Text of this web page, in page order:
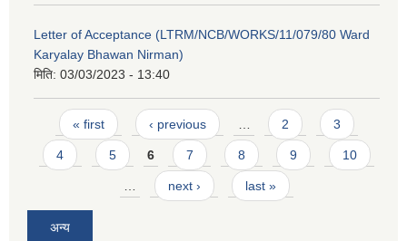
Letter of Acceptance (LTRM/NCB/WORKS/11/079/80 Ward
Karyalay Bhawan Nirman)
मिति: 03/03/2023 - 13:40
Pages
« first ‹ previous 2 3
4 5 6 7 8 9 10
next › last »
अन्य